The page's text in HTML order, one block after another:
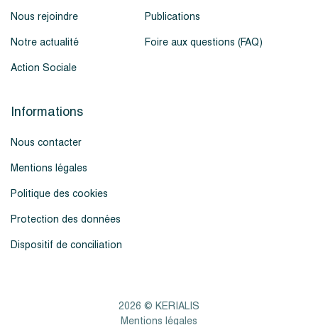
Nous rejoindre
Notre actualité
Action Sociale
Publications
Foire aux questions (FAQ)
Informations
Nous contacter
Mentions légales
Politique des cookies
Protection des données
Dispositif de conciliation
2026 © KERIALIS
Mentions légales